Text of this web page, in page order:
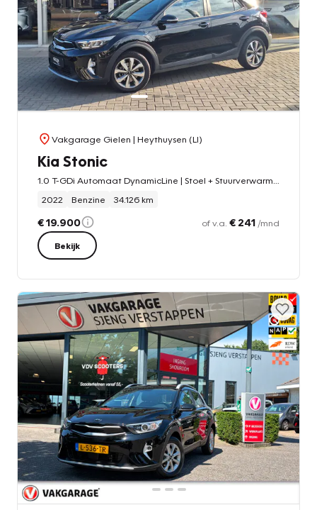
Vakgarage Gielen | Heythuysen (LI)
Kia Stonic
2022
Benzine 34.126 km
€ 19.900 of v.a. € 241 /mnd
Bekijk